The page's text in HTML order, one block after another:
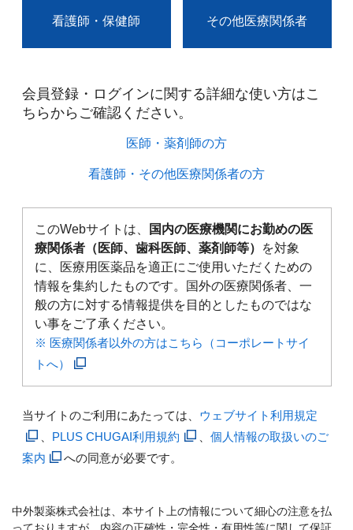
看護師・保健師 その他医療関係者
会員登録・ログインに関する詳細な使い方はこ
ちらからご確認ください。​
医師・薬剤師の方​
看護師・その他医療関係者の方​
このWebサイトは、
国内の医療機関にお勤めの医
療関係者（医師、歯科医師、薬剤師等）
を対象
に、医療用医薬品を適正にご使用いただくための
情報を集約したものです。国外の医療関係者、一
般の方に対する情報提供を目的としたものではな
い事をご了承ください。
※ 医療関係者以外の方はこちら（コーポレートサイ
トへ）
当サイトのご利用にあたっては、 ウェブサイト利用規定
PLUS CHUGAI利用規約
個人情報の取扱いのご
案内
への同意が必要です。
中外製薬株式会社は、本サイト上の情報について細心の注意を払
っておりますが、内容の正確性・完全性・有用性等に関して保証